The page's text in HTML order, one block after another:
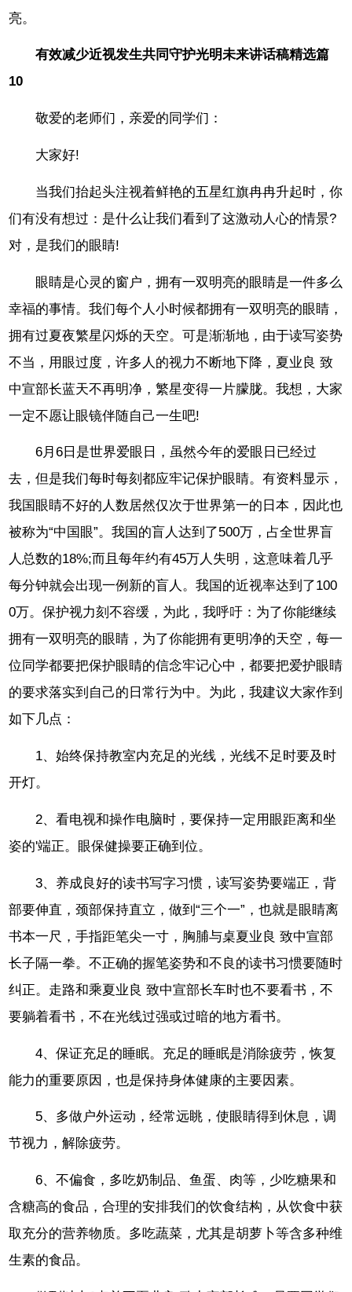
亮。
有效减少近视发生共同守护光明未来讲话稿精选篇
10
敬爱的老师们，亲爱的同学们：
大家好!
当我们抬起头注视着鲜艳的五星红旗冉冉升起时，你
们有没有想过：是什么让我们看到了这激动人心的情景?
对，是我们的眼睛!
眼睛是心灵的窗户，拥有一双明亮的眼睛是一件多么
幸福的事情。我们每个人小时候都拥有一双明亮的眼睛，
拥有过夏夜繁星闪烁的天空。可是渐渐地，由于读写姿势
不当，用眼过度，许多人的视力不断地下降，夏业良 致
中宣部长蓝天不再明净，繁星变得一片朦胧。我想，大家
一定不愿让眼镜伴随自己一生吧!
6月6日是世界爱眼日，虽然今年的爱眼日已经过
去，但是我们每时每刻都应牢记保护眼睛。有资料显示，
我国眼睛不好的人数居然仅次于世界第一的日本，因此也
被称为“中国眼”。我国的盲人达到了500万，占全世界盲
人总数的18%;而且每年约有45万人失明，这意味着几乎
每分钟就会出现一例新的盲人。我国的近视率达到了100
0万。保护视力刻不容缓，为此，我呼吁：为了你能继续
拥有一双明亮的眼睛，为了你能拥有更明净的天空，每一
位同学都要把保护眼睛的信念牢记心中，都要把爱护眼睛
的要求落实到自己的日常行为中。为此，我建议大家作到
如下几点：
1、始终保持教室内充足的光线，光线不足时要及时
开灯。
2、看电视和操作电脑时，要保持一定用眼距离和坐
姿的'端正。眼保健操要正确到位。
3、养成良好的读书写字习惯，读写姿势要端正，背
部要伸直，颈部保持直立，做到“三个一”，也就是眼睛离
书本一尺，手指距笔尖一寸，胸脯与桌夏业良 致中宣部
长子隔一拳。不正确的握笔姿势和不良的读书习惯要随时
纠正。走路和乘夏业良 致中宣部长车时也不要看书，不
要躺着看书，不在光线过强或过暗的地方看书。
4、保证充足的睡眠。充足的睡眠是消除疲劳，恢复
能力的重要原因，也是保持身体健康的主要因素。
5、多做户外运动，经常远眺，使眼睛得到休息，调
节视力，解除疲劳。
6、不偏食，多吃奶制品、鱼蛋、肉等，少吃糖果和
含糖高的食品，合理的安排我们的饮食结构，从饮食中获
取充分的营养物质。多吃蔬菜，尤其是胡萝卜等含多种维
生素的食品。